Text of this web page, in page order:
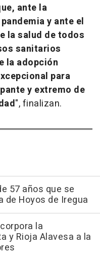
ante la
y ante el
la salud de todos
sanitarios
la adopción
para
y extremo de
", finalizan.
57 años que se
de Hoyos de Iregua
la
y Rioja Alavesa a la